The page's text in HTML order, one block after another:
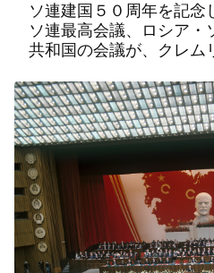
ソ連建国５０周年を記念
ソ連最高会議、ロシア・
共和国の会議が、クレム